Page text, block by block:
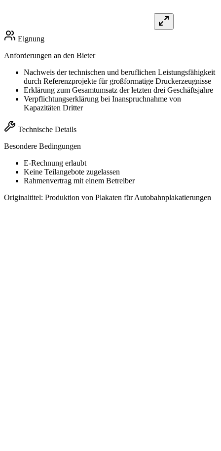
Eignung
Anforderungen an den Bieter
Nachweis der technischen und beruflichen Leistungsfähigkeit
durch Referenzprojekte für großformatige Druckerzeugnisse
Erklärung zum Gesamtumsatz der letzten drei Geschäftsjahre
Verpflichtungserklärung bei Inanspruchnahme von
Kapazitäten Dritter
Technische Details
Besondere Bedingungen
E-Rechnung erlaubt
Keine Teilangebote zugelassen
Rahmenvertrag mit einem Betreiber
Originaltitel: Produktion von Plakaten für Autobahnplakatierungen